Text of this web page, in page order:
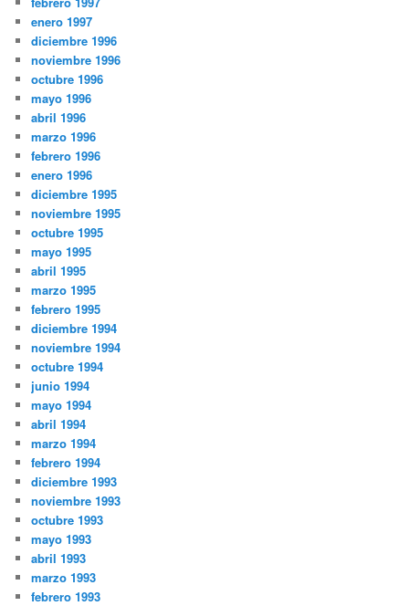
enero 1997
diciembre 1996
noviembre 1996
octubre 1996
mayo 1996
abril 1996
marzo 1996
febrero 1996
enero 1996
diciembre 1995
noviembre 1995
octubre 1995
mayo 1995
abril 1995
marzo 1995
febrero 1995
diciembre 1994
noviembre 1994
octubre 1994
junio 1994
mayo 1994
abril 1994
marzo 1994
febrero 1994
diciembre 1993
noviembre 1993
octubre 1993
mayo 1993
abril 1993
marzo 1993
febrero 1993